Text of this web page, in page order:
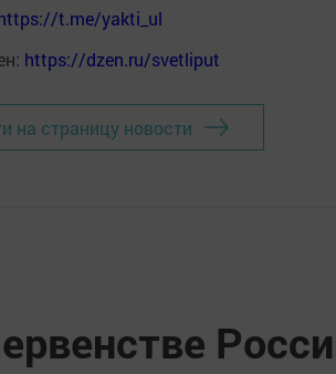
t.me/yakti_ul
https://dzen.ru/svetliput
на страницу новости